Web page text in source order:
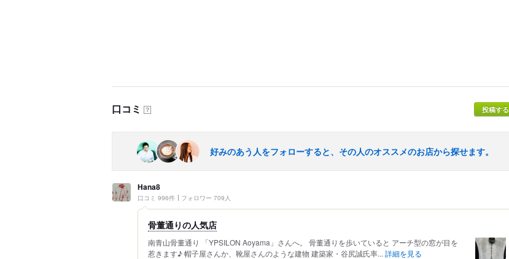
口コミ ？ 投稿する
好みのあう人をフォローすると、その人のオススメのお店から探せます。
Hana8
口コミ 996件 フォロワー 709人
骨董通りの人気店
南青山骨董通り 「YPSILON Aoyama」さんへ。 骨董通りを歩いていると アーチ型の窓が目を
惹きます♪ 帽子屋さんか、靴屋さんのような建物 建築家・谷尻誠氏率... 詳細を見る